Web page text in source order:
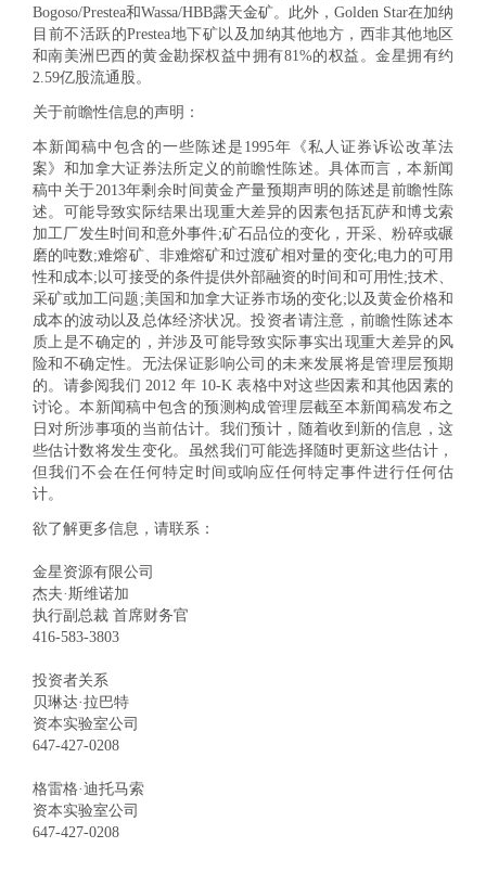
Bogoso/Prestea和Wassa/HBB露天金矿。此外，Golden Star在加纳
目前不活跃的Prestea地下矿以及加纳其他地方，西非其他地区
和南美洲巴西的黄金勘探权益中拥有81%的权益。金星拥有约
2.59亿股流通股。
关于前瞻性信息的声明 ：
本新闻稿中包含的一些陈述是1995年《私人证券诉讼改革法
案》和加拿大证券法所定义的前瞻性陈述。具体而言，本新闻
稿中关于2013年剩余时间黄金产量预期声明的陈述是前瞻性陈
述。可能导致实际结果出现重大差异的因素包括瓦萨和博戈索
加工厂发生时间和意外事件;矿石品位的变化，开采、粉碎或碾
磨的吨数;难熔矿、非难熔矿和过渡矿相对量的变化;电力的可用
性和成本;以可接受的条件提供外部融资的时间和可用性;技术、
采矿或加工问题;美国和加拿大证券市场的变化;以及黄金价格和
成本的波动以及总体经济状况。投资者请注意，前瞻性陈述本
质上是不确定的，并涉及可能导致实际事实出现重大差异的风
险和不确定性。无法保证影响公司的未来发展将是管理层预期
的。请参阅我们 2012 年 10-K 表格中对这些因素和其他因素的
讨论。本新闻稿中包含的预测构成管理层截至本新闻稿发布之
日对所涉事项的当前估计。我们预计，随着收到新的信息，这
些估计数将发生变化。虽然我们可能选择随时更新这些估计，
但我们不会在任何特定时间或响应任何特定事件进行任何估
计。
欲了解更多信息，请联系：
金星资源有限公司
杰夫·斯维诺加
执行副总裁 首席财务官
416-583-3803
投资者关系
贝琳达·拉巴特
资本实验室公司
647-427-0208
格雷格·迪托马索
资本实验室公司
647-427-0208